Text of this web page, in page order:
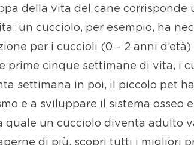
della vita del cane corrisponde
un cucciolo, per esempio, ha
per i cuccioli (0 – 2 anni d’età)
prime cinque settimane di vita, i
settimana in poi, il piccolo pet
e a sviluppare il sistema osseo
quale un cucciolo diventa adulto
di più, scopri tutti i migliori